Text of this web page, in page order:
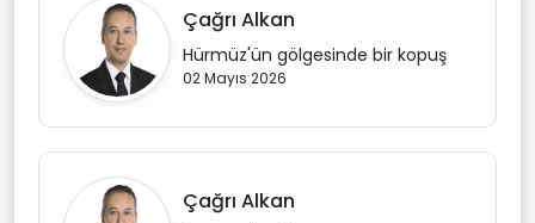
Çağrı Alkan
Hürmüz'ün gölgesinde bir kopuş
02 Mayıs 2026
Çağrı Alkan